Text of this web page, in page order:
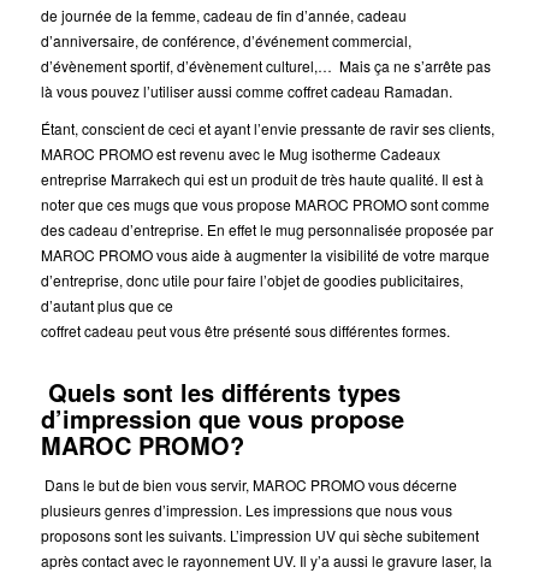
de journée de la femme, cadeau de fin d’année, cadeau
d’anniversaire, de conférence, d’événement commercial,
d’évènement sportif, d’évènement culturel,… Mais ça ne s’arrête pas
là vous pouvez l’utiliser aussi comme coffret cadeau Ramadan.
Étant, conscient de ceci et ayant l’envie pressante de ravir ses clients,
MAROC PROMO est revenu avec le Mug isotherme Cadeaux
entreprise Marrakech qui est un produit de très haute qualité. Il est à
noter que ces mugs que vous propose MAROC PROMO sont comme
des cadeau d’entreprise. En effet le mug personnalisée proposée par
MAROC PROMO vous aide à augmenter la visibilité de votre marque
d’entreprise, donc utile pour faire l’objet de goodies publicitaires,
d’autant plus que ce
coffret cadeau peut vous être présenté sous différentes formes.
Quels sont les différents types
d’impression que vous propose
MAROC PROMO?
Dans le but de bien vous servir, MAROC PROMO vous décerne
plusieurs genres d’impression. Les impressions que nous vous
proposons sont les suivants. L’impression UV qui sèche subitement
après contact avec le rayonnement UV. Il y’a aussi le gravure laser, la